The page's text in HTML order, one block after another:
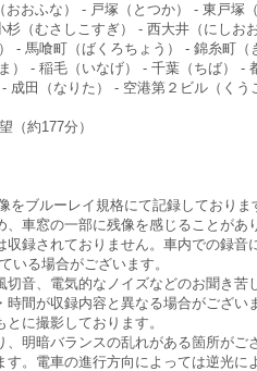
おふな） - 戸塚（とつか） - 東戸塚
（むさしこすぎ） - 西大井（にしお
- 馬喰町（ばくろちょう） - 錦糸町
） - 稲毛（いなげ） - 千葉（ちば）
成田（なりた） - 空港第２ビル（くう
（約177分）
ブルーレイ規格にて記録しておりま
車窓の一部に残像を感じることがあ
録されておりません。車内での録
いる場合がございます。
音、電気的なノイズなどのお聞き苦
間が収録内容と異なる場合がござい
に撮影しております。
明暗バランスの乱れがある箇所がご
。電車の進行方向によっては逆光